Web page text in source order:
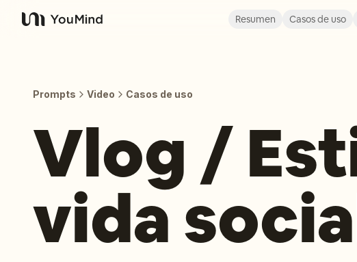
YouMind
Resumen Casos de uso
Prompts Video Casos de uso
Vlog /
vida